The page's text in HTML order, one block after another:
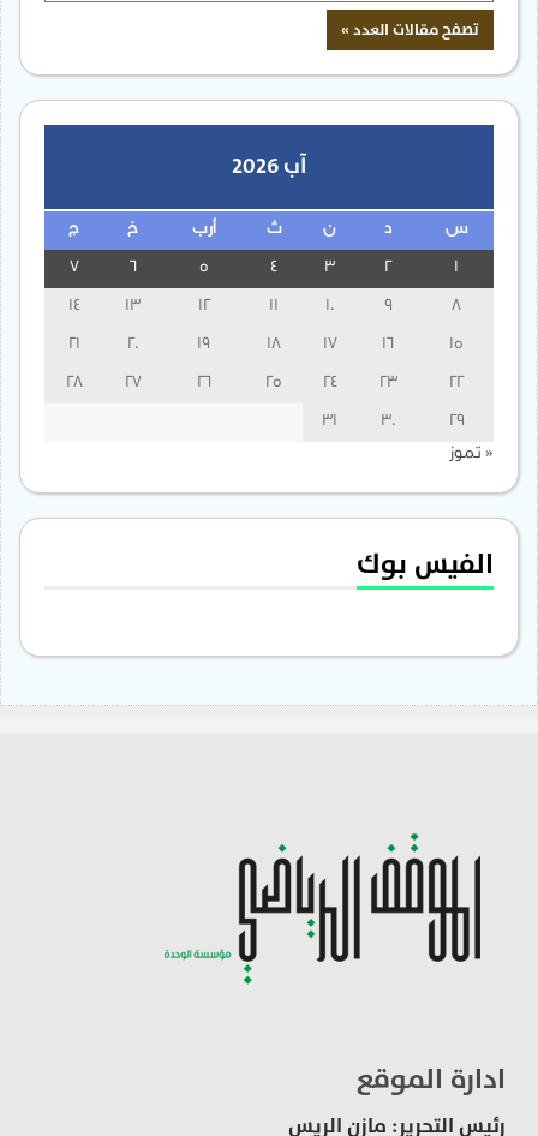
آب 2026
س ن ث أرب خ ج
3
13
14
15
16
17
18
19
20
21
22
23
24
25
26
27
28
29
30
31
« تموز
الفيس بوك
ادارة الموقع
رئيس التحرير: مازن الريس